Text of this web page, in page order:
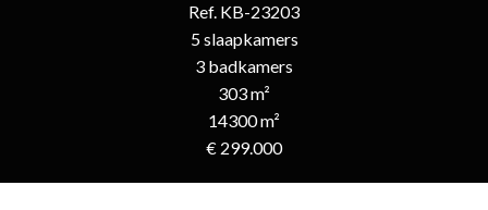
Ref. KB-23203
5 slaapkamers
3 badkamers
303 m²
14300 m²
€ 299.000